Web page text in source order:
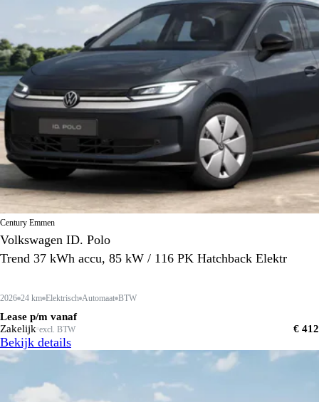
Century Emmen
Volkswagen ID. Polo
Trend 37 kWh accu, 85 kW / 116 PK Hatchback Elektr
2026 24 km Elektrisch Automaat BTW
Lease p/m vanaf
Zakelijk excl. BTW € 412
Bekijk details